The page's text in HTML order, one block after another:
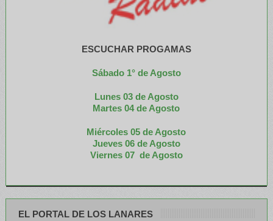
ESCUCHAR PROGAMAS
Sábado 1° de Agosto
Lunes 03 de Agosto
Martes 04 de Agosto
Miércoles 05 de Agosto
Jueves 06 de Agosto
Viernes 07 de Agosto
EL PORTAL DE LOS LANARES